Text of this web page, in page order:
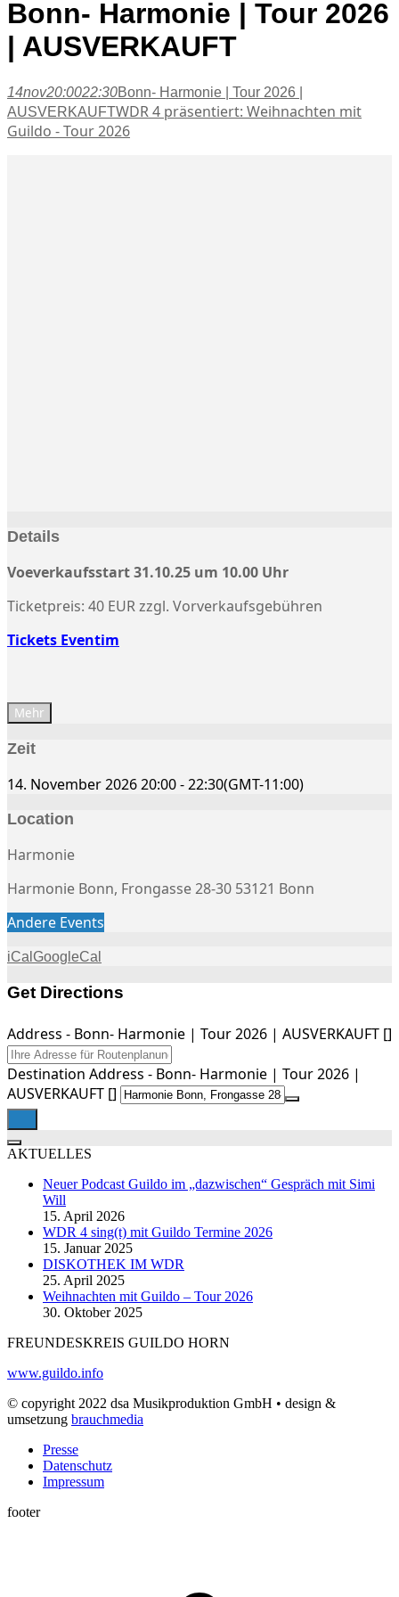
Bonn- Harmonie | Tour 2026
| AUSVERKAUFT
14nov20:0022:30Bonn- Harmonie | Tour 2026 |
AUSVERKAUFTWDR 4 präsentiert: Weihnachten mit
Guildo - Tour 2026
Details
Voeverkaufsstart 31.10.25 um 10.00 Uhr
Ticketpreis: 40 EUR zzgl. Vorverkaufsgebühren
Tickets Eventim
Mehr
Zeit
14. November 202620:00-22:30(GMT-11:00)
Location
Harmonie
Harmonie Bonn, Frongasse 28-30 53121 Bonn
Andere Events
iCal GoogleCal
Get Directions
Address - Bonn- Harmonie | Tour 2026 | AUSVERKAUFT []
Destination Address - Bonn- Harmonie | Tour 2026 |
AUSVERKAUFT []
AKTUELLES
Neuer Podcast Guildo im „dazwischen“ Gespräch mit Simi
Will
15. April 2026
WDR 4 sing(t) mit Guildo Termine 2026
15. Januar 2025
DISKOTHEK IM WDR
25. April 2025
Weihnachten mit Guildo – Tour 2026
30. Oktober 2025
FREUNDESKREIS GUILDO HORN
www.guildo.info
© copyright 2022 dsa Musikproduktion GmbH • design &
umsetzung brauchmedia
Presse
Datenschutz
Impressum
footer